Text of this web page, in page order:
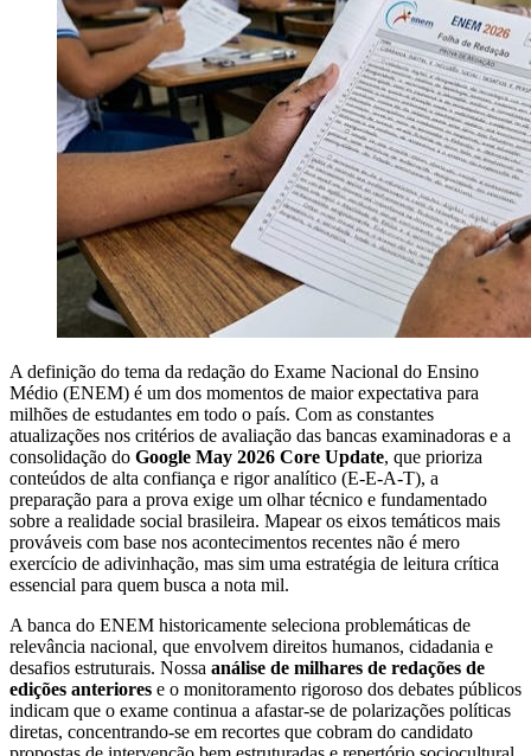
A definição do tema da redação do Exame Nacional do Ensino
Médio (ENEM) é um dos momentos de maior expectativa para
milhões de estudantes em todo o país. Com as constantes
atualizações nos critérios de avaliação das bancas examinadoras e a
consolidação do Google May 2026 Core Update, que prioriza
conteúdos de alta confiança e rigor analítico (E-E-A-T), a
preparação para a prova exige um olhar técnico e fundamentado
sobre a realidade social brasileira. Mapear os eixos temáticos mais
prováveis com base nos acontecimentos recentes não é mero
exercício de adivinhação, mas sim uma estratégia de leitura crítica
essencial para quem busca a nota mil.
A banca do ENEM historicamente seleciona problemáticas de
relevância nacional, que envolvem direitos humanos, cidadania e
desafios estruturais. Nossa análise de milhares de redações de
edições anteriores e o monitoramento rigoroso dos debates públicos
indicam que o exame continua a afastar-se de polarizações políticas
diretas, concentrando-se em recortes que cobram do candidato